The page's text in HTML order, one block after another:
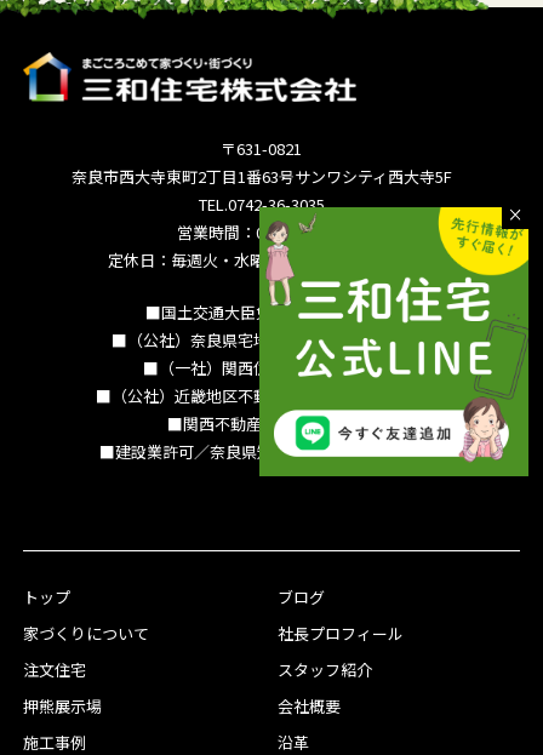
〒631-0821
奈良市西大寺東町2丁目1番63号サンワシティ西大寺5F
TEL.0742-36-3035
営業時間：09:00～18:00
定休日：毎週火・水曜日 夏季休暇 年末年始
■国土交通大臣免許（15）994号
■（公社）奈良県宅地建物取引業協会会員
■（一社）関西住宅産業協会会員
■（公社）近畿地区不動産公正取引協議会加盟
■関西不動産情報センター
■建設業許可／奈良県知事（特-3）第13786号
トップ
家づくりについて
注文住宅
押熊展示場
施工事例
ブログ
社長プロフィール
スタッフ紹介
会社概要
沿革